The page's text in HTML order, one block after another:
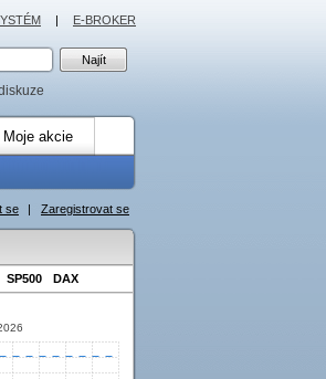
Moje akcie
se | Zaregistrovat se
SP500 DAX
| E-BROKER